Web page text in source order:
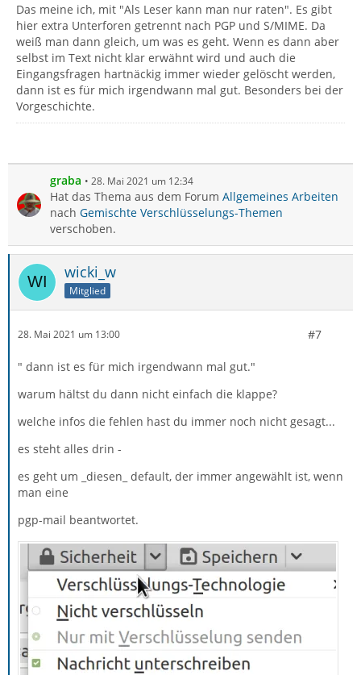
Das meine ich, mit "Als Leser kann man nur raten". Es gibt
hier extra Unterforen getrennt nach PGP und S/MIME. Da
weiß man dann gleich, um was es geht. Wenn es dann aber
selbst im Text nicht klar erwähnt wird und auch die
Eingangsfragen hartnäckig immer wieder gelöscht werden,
dann ist es für mich irgendwann mal gut. Besonders bei der
Vorgeschichte.
graba 28. Mai 2021 um 12:34
Hat das Thema aus dem Forum Allgemeines Arbeiten
nach Gemischte Verschlüsselungs-Themen
verschoben.
wicki_w
Mitglied
28. Mai 2021 um 13:00 #7
" dann ist es für mich irgendwann mal gut."
warum hältst du dann nicht einfach die klappe?
welche infos die fehlen hast du immer noch nicht gesagt...
es steht alles drin -
es geht um _diesen_ default, der immer angewählt ist, wenn
man eine
pgp-mail beantwortet.